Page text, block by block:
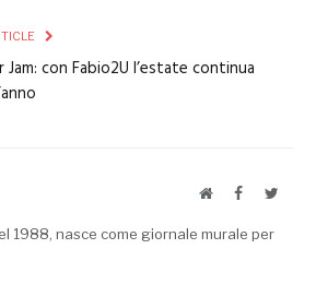
Jam: con Fabio2U l’estate continua
WebsiteFacebookTwitter
1988, nasce come giornale murale per